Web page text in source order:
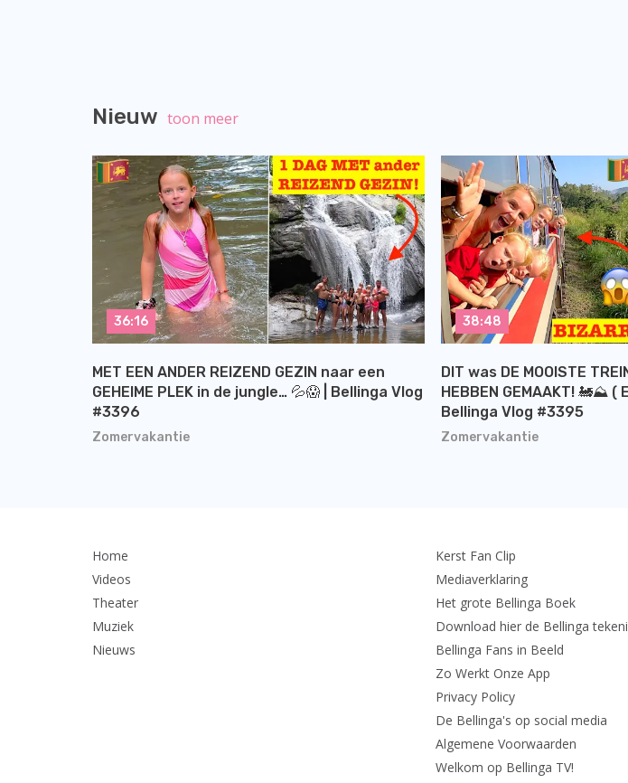
Nieuw toon meer
Zomervakantie
MET EEN ANDER REIZEND GEZIN naar een
GEHEIME PLEK in de jungle… 💦😱 | Bellinga Vlog
#3396
36:16
Zomervakantie
DIT was DE MOOISTE
HEBBEN GEMAAKT! 🚂⛰️ (
Bellinga Vlog #3395
38:48
Home
Videos
Theater
Muziek
Nieuws
Kerst Fan Clip
Mediaverklaring
Het grote Bellinga Boek
Download hier de Bellinga
Bellinga Fans in Beeld
Zo Werkt Onze App
Privacy Policy
De Bellinga's op social media
Algemene Voorwaarden
Welkom op Bellinga TV!